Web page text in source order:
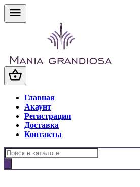
Главная
Акаунт
Регистрация
Доставка
Контакты